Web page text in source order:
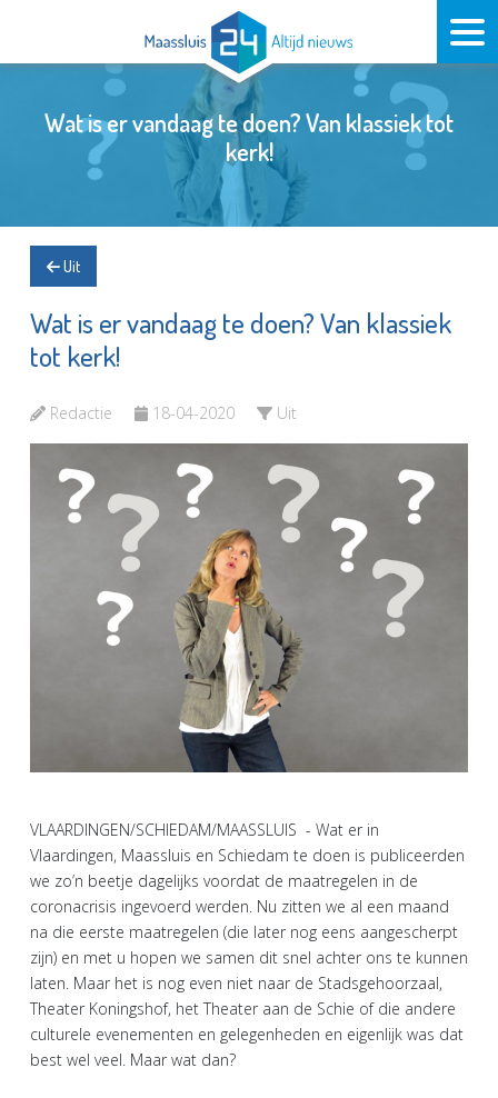
Wat is er vandaag te doen? Van klassiek tot
kerk!
Uit
Wat is er vandaag te doen? Van klassiek
tot kerk!
Redactie 18-04-2020 Uit
VLAARDINGEN/SCHIEDAM/MAASSLUIS - Wat er in
Vlaardingen, Maassluis en Schiedam te doen is publiceerden
we zo’n beetje dagelijks voordat de maatregelen in de
coronacrisis ingevoerd werden. Nu zitten we al een maand
na die eerste maatregelen (die later nog eens aangescherpt
zijn) en met u hopen we samen dit snel achter ons te kunnen
laten. Maar het is nog even niet naar de Stadsgehoorzaal,
Theater Koningshof, het Theater aan de Schie of die andere
culturele evenementen en gelegenheden en eigenlijk was dat
best wel veel. Maar wat dan?